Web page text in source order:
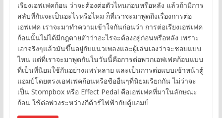
เรียงเอฟเฟคก้อน ว่าจะต้องต่อตัวไหนก่อนหรือหลัง แล้วถ้ามีการ
สลับที่กันจะเป็นอะไรหรือไหม ก็ที่เราจะมาพูดถึงเรื่องการต่อ
เอฟเฟค เราจะมาทำความเข้าใจกันก่อนว่า การต่อเรียงเอฟเฟค
ก้อนนั้นไม่ได้มีกฎตายตัวว่าอะไรจะต้องอยู่ก่อนหรือหลัง เพราะ
เอาจริงๆแล้วมันขึ้นอยู่กับแนวเพลงและผู้เล่นเองว่าจะชอบแบบ
ไหน แต่ที่เราจะมาพูดกันในวันนี้คือการต่อพวกเอฟเฟคก้อนแบบ
ที่เป็นที่นิยมใช้กันอย่างแพร่หลาย และเป็นการต่อแบบเข้าหน้าตู้
แอมป์โดยตรงเอฟเฟคก้อนหรือชืออื่นๆที่นิยมเรียกกัน ไม่ว่าจะ
เป็น Stompbox หรือ Effect Pedal คือเอฟเฟคที่มาในลักษณะ
ก้อน ใช้ต่อพ่วงระหว่างกีต้าร์ไฟฟ้ากับตู้แอมป์